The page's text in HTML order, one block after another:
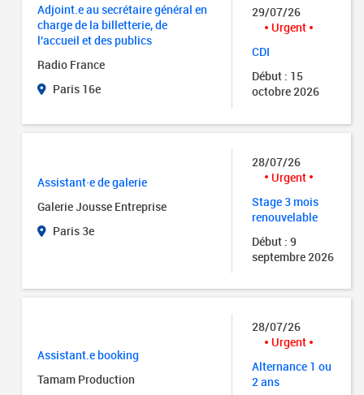
Adjoint.e au secrétaire général en
charge de la billetterie, de
l'accueil et des publics
Radio France
Paris 16e
29/07/26
Urgent
CDI
Début : 15
octobre 2026
Assistant·e de galerie
Galerie Jousse Entreprise
Paris 3e
28/07/26
Urgent
Stage 3 mois
renouvelable
Début : 9
septembre 2026
Assistant.e booking
Tamam Production
28/07/26
Urgent
Alternance 1 ou
2 ans